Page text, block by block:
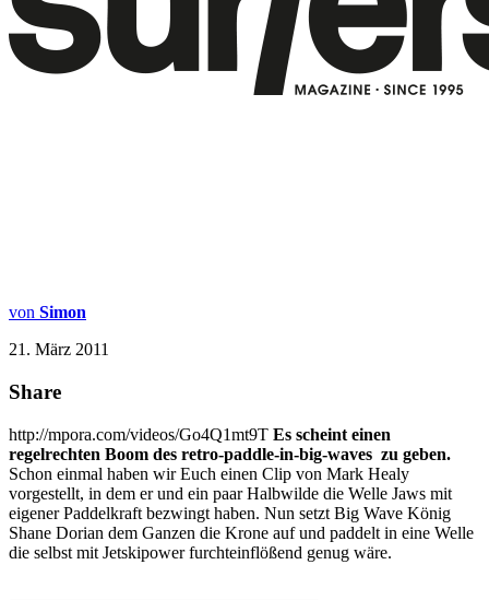
von Simon
21. März 2011
Share
http://mpora.com/videos/Go4Q1mt9T Es scheint einen
regelrechten Boom des retro-paddle-in-big-waves zu geben.
Schon einmal haben wir Euch einen Clip von Mark Healy
vorgestellt, in dem er und ein paar Halbwilde die Welle Jaws mit
eigener Paddelkraft bezwingt haben. Nun setzt Big Wave König
Shane Dorian dem Ganzen die Krone auf und paddelt in eine Welle
die selbst mit Jetskipower furchteinflößend genug wäre.